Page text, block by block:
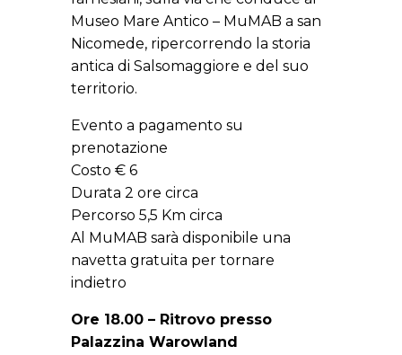
Museo Mare Antico – MuMAB a san
Nicomede, ripercorrendo la storia
antica di Salsomaggiore e del suo
territorio.
Evento a pagamento su
prenotazione
Costo € 6
Durata 2 ore circa
Percorso 5,5 Km circa
Al MuMAB sarà disponibile una
navetta gratuita per tornare
indietro
Ore 18.00 – Ritrovo presso
Palazzina Warowland